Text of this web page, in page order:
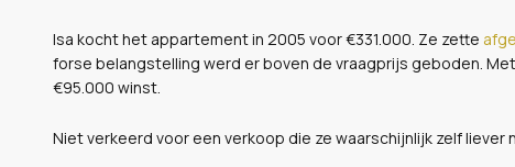
Isa kocht het appartement in 2005 voor €331.000. Ze zette
forse belangstelling werd er boven de vraagprijs geboden.
€95.000 winst.
Niet verkeerd voor een verkoop die ze waarschijnlijk zelf liever